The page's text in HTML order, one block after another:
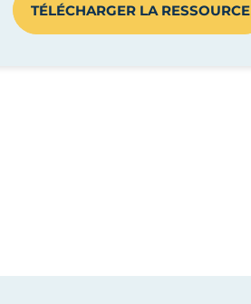
TÉLÉCHARGER LA RESSOURCE